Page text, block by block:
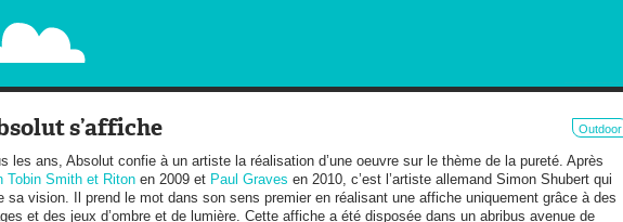
AMBIENT, GUÉRILLA MARKETING AND OUT OF HOME
s’affiche Outdoor
les ans, Absolut confie à un artiste la réalisation d’une oeuvre sur le thème de la pureté. Après
Tobin Smith et Riton en 2009 et Paul Graves en 2010, c’est l’artiste allemand Simon Shubert qui
sa vision. Il prend le mot dans son sens premier en réalisant une affiche uniquement grâce à des
et des jeux d’ombre et de lumière. Cette affiche a été disposée dans un abribus avenue de